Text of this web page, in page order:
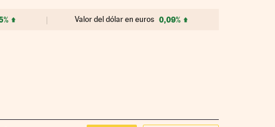
Valor del dólar en euros 0,09%